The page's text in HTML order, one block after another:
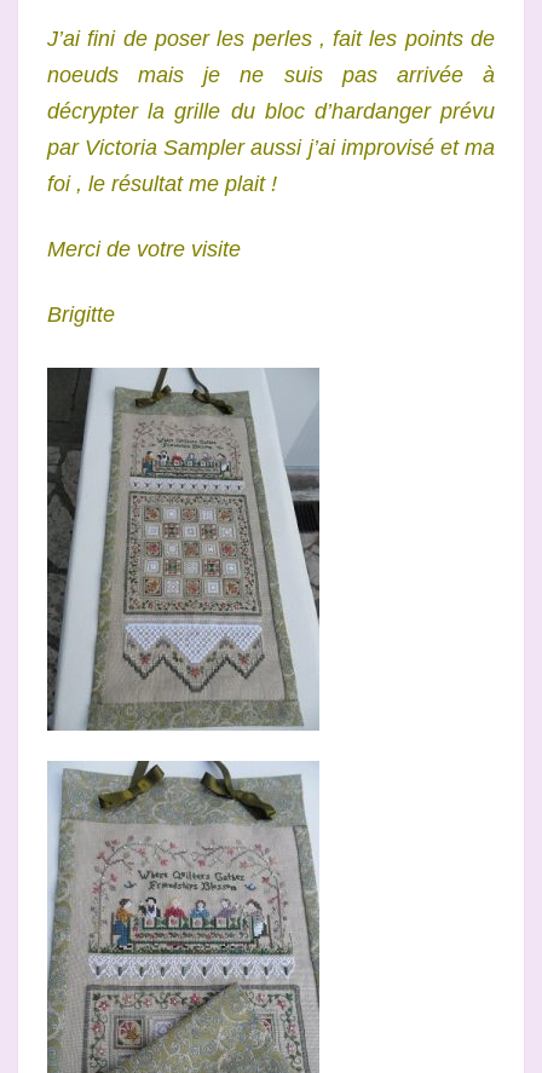
J’ai fini de poser les perles , fait les points de
noeuds mais je ne suis pas arrivée à
décrypter la grille du bloc d’hardanger prévu
par Victoria Sampler aussi j’ai improvisé et ma
foi , le résultat me plait !
Merci de votre visite
Brigitte